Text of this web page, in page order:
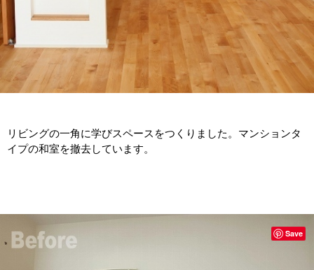
リビングの一角に学びスペースをつくりました。マンションタ
イプの和室を撤去しています。
Save